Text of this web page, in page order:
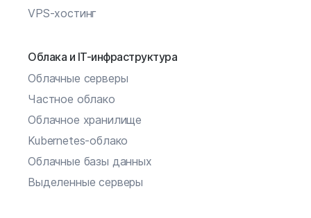
VPS-хостинг
Облака и IT-инфраструктура
Облачные серверы
Частное облако
Облачное хранилище
Kubernetes-облако
Облачные базы данных
Выделенные серверы